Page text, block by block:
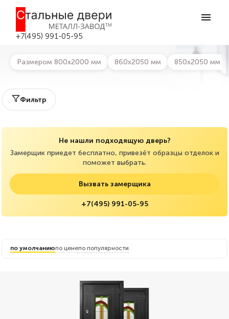
+7(495) 991-05-95
Металлические дизайнерские двери в
Москве
Размером 800х2000 мм 860х2050 мм 850х2050 мм
Фильтр
Не нашли подходящую дверь?
Замерщик приедет бесплатно, привезёт образцы отделок и
поможет выбрать.
Вызвать замерщика
+7(495) 991-05-95
по умолчаниюпо ценепо популярности